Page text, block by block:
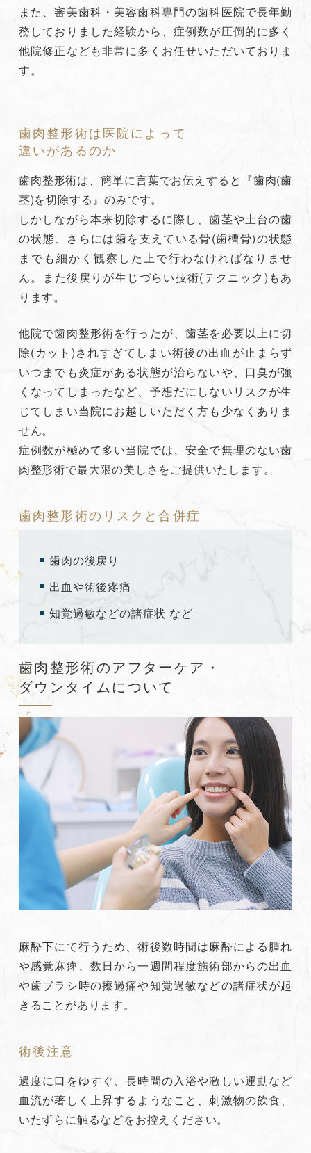
また、審美歯科・美容歯科専門の歯科医院で長年勤
務しておりました経験から、症例数が圧倒的に多く
他院修正なども非常に多くお任せいただいておりま
す。
歯肉整形術は医院によって
違いがあるのか
歯肉整形術は、簡単に言葉でお伝えすると『歯肉(歯
茎)を切除する』のみです。
しかしながら本来切除するに際し、歯茎や土台の歯
の状態、さらには歯を支えている骨(歯槽骨)の状態
までも細かく観察した上で行わなければなりませ
ん。また後戻りが生じづらい技術(テクニック)もあ
ります。
他院で歯肉整形術を行ったが、歯茎を必要以上に切
除(カット)されすぎてしまい術後の出血が止まらず
いつまでも炎症がある状態が治らないや、口臭が強
くなってしまったなど、予想だにしないリスクが生
じてしまい当院にお越しいただく方も少なくありま
せん。
症例数が極めて多い当院では、安全で無理のない歯
肉整形術で最大限の美しさをご提供いたします。
歯肉整形術のリスクと合併症
歯肉の後戻り
出血や術後疼痛
知覚過敏などの諸症状 など
歯肉整形術のアフターケア・
ダウンタイムについて
麻酔下にて行うため、術後数時間は麻酔による腫れ
や感覚麻痺、数日から一週間程度施術部からの出血
や歯ブラシ時の擦過痛や知覚過敏などの諸症状が起
きることがあります。
術後注意
過度に口をゆすぐ、長時間の入浴や激しい運動など
血流が著しく上昇するようなこと、刺激物の飲食、
いたずらに触るなどをお控えください。